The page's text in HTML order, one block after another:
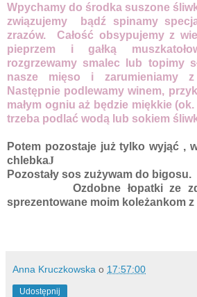
Wpychamy do środka suszone
związujemy bądź spinamy
zrazów. Całość obsypujemy z
pieprzem i gałką
rozgrzewamy smalec lub topimy
nasze mięso i zarumieniamy
Następnie podlewamy winem,
małym ogniu aż będzie miękkie
trzeba podlać wodą lub sokiem
Potem pozostaje już tylko wyjąć ,
chlebkaJ
Pozostały sos zużywam do bigosu.
Ozdobne łopatki ze
sprezentowane moim koleżankom z
Anna Kruczkowska o 17:57:00
Udostępnij